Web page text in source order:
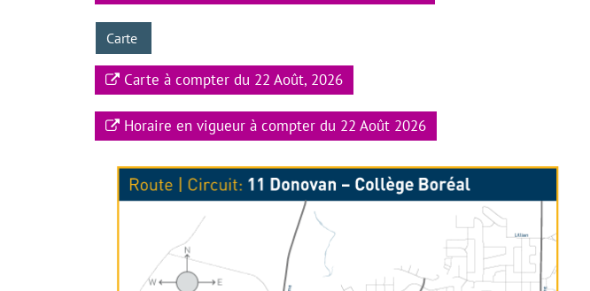
Carte
Carte à compter du 22 Août, 2026
Horaire en vigueur à compter du 22 Août 2026